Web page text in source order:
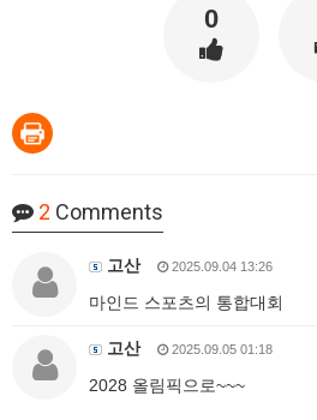
0
2 Comments
고산 2025.09.04 13:26
마인드 스포츠의 통합대회
고산 2025.09.05 01:18
2028 올림픽으로~~~